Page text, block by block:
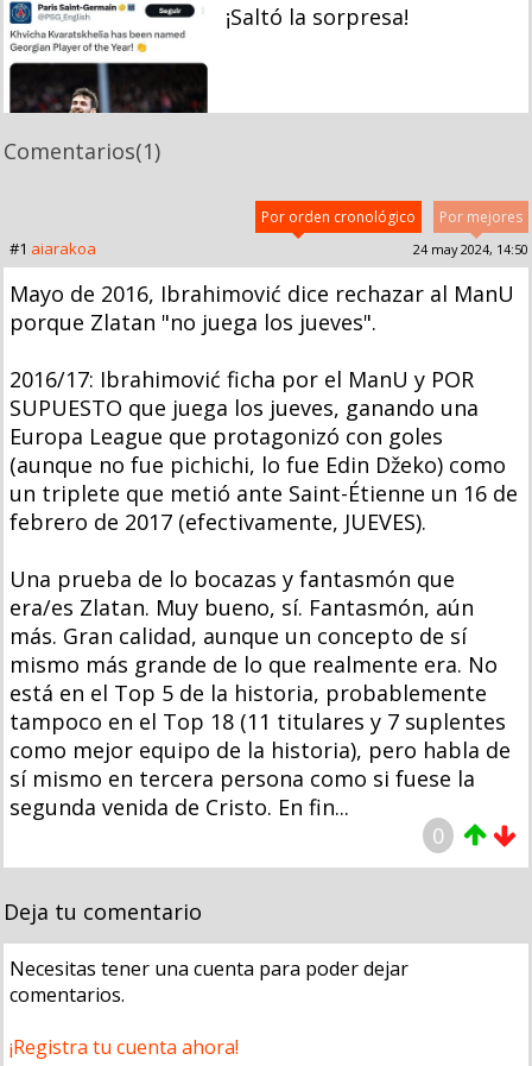
¡Saltó la sorpresa!
Comentarios(1)
Por mejores
Por orden cronológico
#1 aiarakoa 24 may 2024, 14:50
Mayo de 2016, Ibrahimović dice rechazar al ManU
porque Zlatan "no juega los jueves".
2016/17: Ibrahimović ficha por el ManU y POR
SUPUESTO que juega los jueves, ganando una
Europa League que protagonizó con goles
(aunque no fue pichichi, lo fue Edin Džeko) como
un triplete que metió ante Saint-Étienne un 16 de
febrero de 2017 (efectivamente, JUEVES).
Una prueba de lo bocazas y fantasmón que
era/es Zlatan. Muy bueno, sí. Fantasmón, aún
más. Gran calidad, aunque un concepto de sí
mismo más grande de lo que realmente era. No
está en el Top 5 de la historia, probablemente
tampoco en el Top 18 (11 titulares y 7 suplentes
como mejor equipo de la historia), pero habla de
sí mismo en tercera persona como si fuese la
segunda venida de Cristo. En fin...
0
Deja tu comentario
Necesitas tener una cuenta para poder dejar
comentarios.
¡Registra tu cuenta ahora!